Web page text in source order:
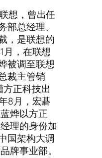
想，曾出任
部总经理、
，是联想的
月，在联想
被调至联想
裁主管销
正科技出
8月，宏碁
烨以方正
理的身份加
国架构大调
牌事业部。